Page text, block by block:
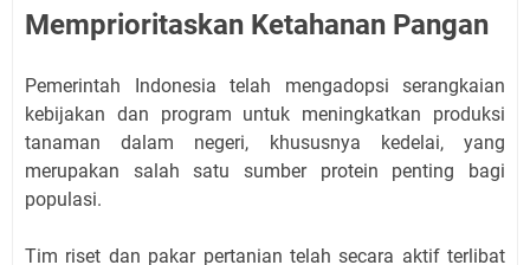
Memprioritaskan Ketahanan Pangan
Pemerintah Indonesia telah mengadopsi serangkaian
kebijakan dan program untuk meningkatkan produksi
tanaman dalam negeri, khususnya kedelai, yang
merupakan salah satu sumber protein penting bagi
populasi.
Tim riset dan pakar pertanian telah secara aktif terlibat